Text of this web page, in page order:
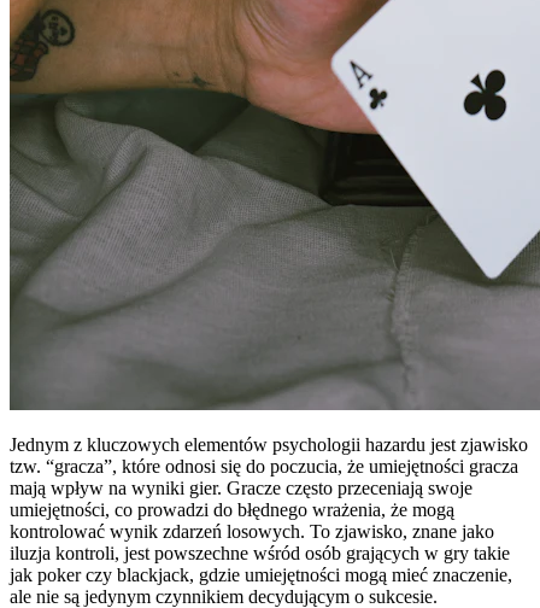
Jednym z kluczowych elementów psychologii hazardu jest zjawisko
tzw. “gracza”, które odnosi się do poczucia, że umiejętności gracza
mają wpływ na wyniki gier. Gracze często przeceniają swoje
umiejętności, co prowadzi do błędnego wrażenia, że mogą
kontrolować wynik zdarzeń losowych. To zjawisko, znane jako
iluzja kontroli, jest powszechne wśród osób grających w gry takie
jak poker czy blackjack, gdzie umiejętności mogą mieć znaczenie,
ale nie są jedynym czynnikiem decydującym o sukcesie.